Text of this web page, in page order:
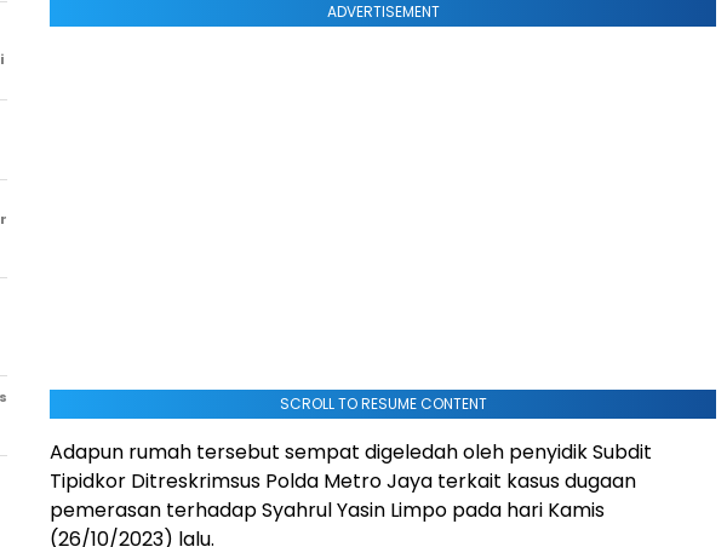
ADVERTISEMENT
SCROLL TO RESUME CONTENT
Adapun rumah tersebut sempat digeledah oleh penyidik Subdit
Tipidkor Ditreskrimsus Polda Metro Jaya terkait kasus dugaan
pemerasan terhadap Syahrul Yasin Limpo pada hari Kamis
(26/10/2023) lalu.